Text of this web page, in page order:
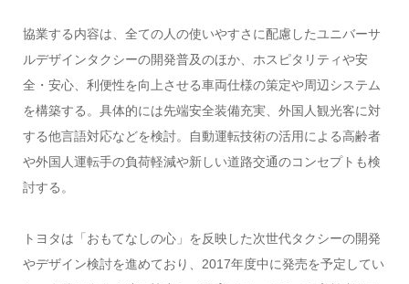
協業する内容は、全ての人の使いやすさに配慮したユニバーサ
ルデザインタクシーの開発普及のほか、ホスピタリティや安
全・安心、利便性を向上させる車両仕様の策定や周辺システム
を構築する。具体的には先端安全装備充実、外国人観光客に対
する他言語対応などを検討。自動運転技術の活用による高齢者
や外国人運転手の負荷軽減や新しい道路交通のコンセプトも検
討する。
トヨタは「おもてなしの心」を反映した次世代タクシーの開発
やデザイン検討を進めており、2017年度中に発売を予定してい